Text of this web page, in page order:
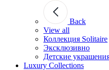
Back
View all
Коллекция Solitaire
Эксклюзивно
Детские
Luxury Collections